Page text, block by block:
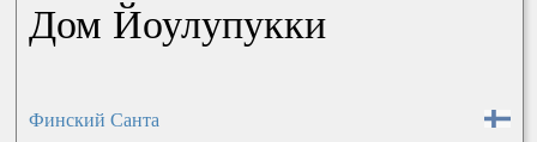
Дом Йоулупукки
Финский Санта